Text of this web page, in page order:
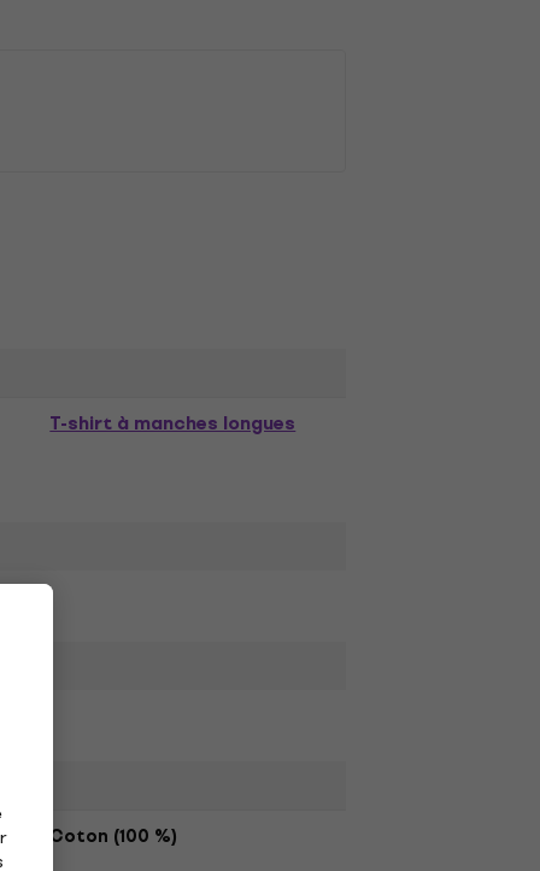
T-shirt à manches longues
Coton (100 %)